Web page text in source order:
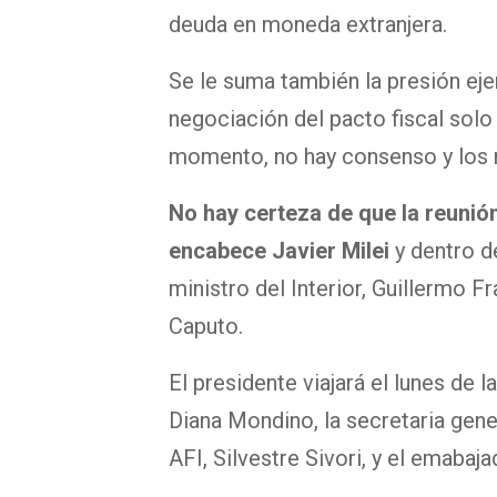
deuda en moneda extranjera.
Se le suma también la presión
negociación del pacto fiscal
momento, no hay consenso y
No hay certeza de que la
encabece Javier Milei y dentro
ministro del Interior, Guillermo
Caputo.
El presidente viajará el lunes de
Diana Mondino, la secretaria
AFI, Silvestre Sivori, y el